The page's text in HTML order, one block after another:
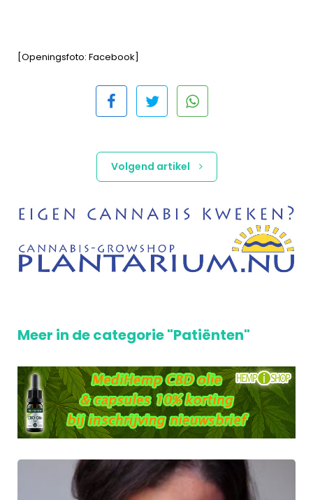
[Openingsfoto: Facebook]
Volgend artikel
Meer in de categorie "Patiënten"